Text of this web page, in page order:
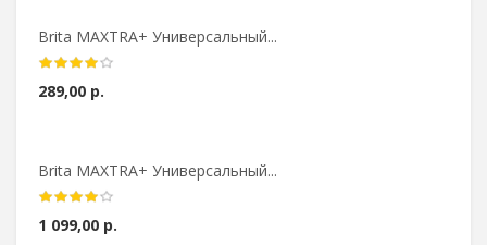
Brita MAXTRA+ Универсальный...
289,00 р.
Brita MAXTRA+ Универсальный...
1 099,00 р.